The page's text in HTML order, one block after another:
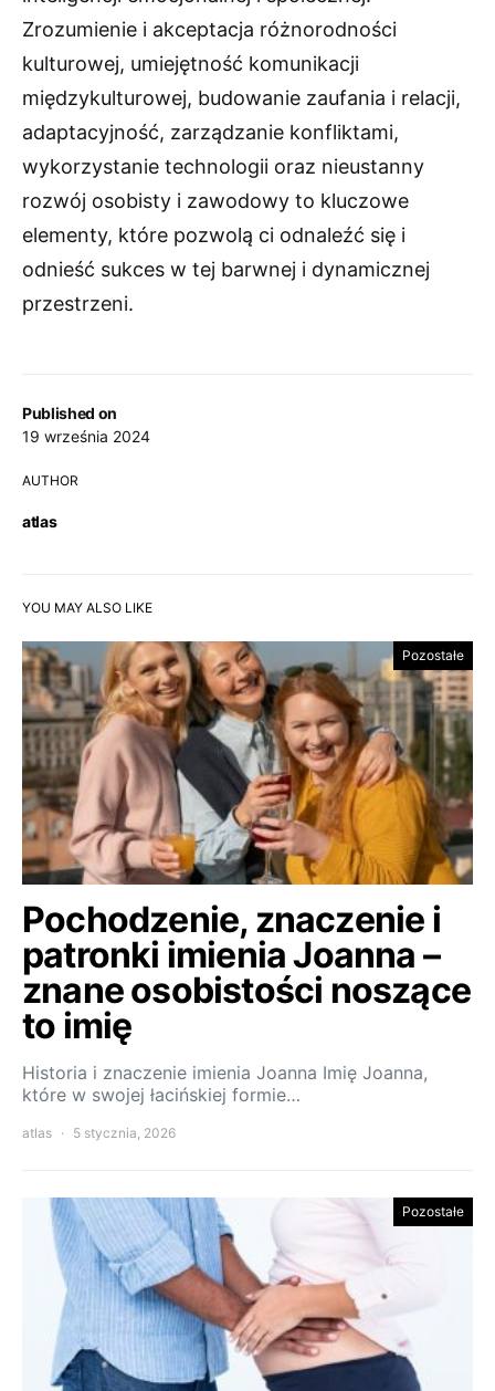
Published on
19 września 2024
AUTHOR
atlas
Zrozumienie i akceptacja różnorodności
kulturowej, umiejętność komunikacji
międzykulturowej, budowanie zaufania i relacji,
adaptacyjność, zarządzanie konfliktami,
wykorzystanie technologii oraz nieustanny
rozwój osobisty i zawodowy to kluczowe
elementy, które pozwolą ci odnaleźć się i
odnieść sukces w tej barwnej i dynamicznej
przestrzeni.
YOU MAY ALSO LIKE
Pozostałe
Pochodzenie, znaczenie i
patronki imienia Joanna –
znane osobistości noszące
to imię
Historia i znaczenie imienia Joanna Imię Joanna,
które w swojej łacińskiej formie…
atlas 5 stycznia, 2026
Pozostałe